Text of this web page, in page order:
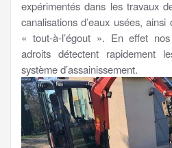
expérimentés dans les travaux
canalisations d’eaux usées,
« tout-à-l’égout ». En effet
adroits détectent rapidement
système d’assainissement.